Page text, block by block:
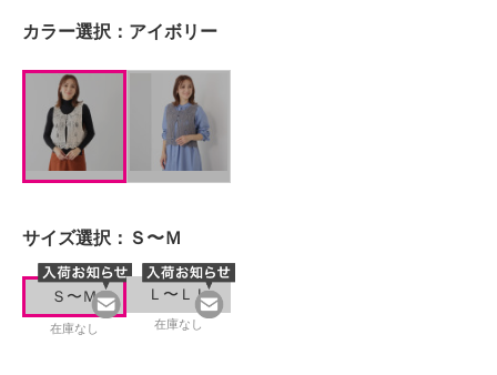
カラー選択： アイボリー
サイズ選択： Ｓ〜Ｍ
Ｓ〜Ｍ
在庫なし
Ｌ〜ＬＬ
在庫なし